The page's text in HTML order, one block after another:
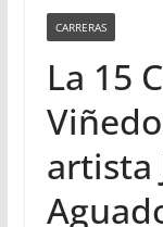
CARRERAS
La 15
artista